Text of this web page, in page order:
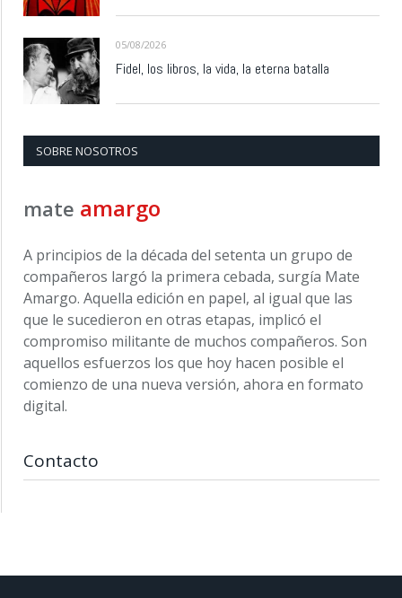
05/08/2026
Fidel, los libros, la vida, la eterna batalla
SOBRE NOSOTROS
mate amargo
A principios de la década del setenta un grupo de
compañeros largó la primera cebada, surgía Mate
Amargo. Aquella edición en papel, al igual que las
que le sucedieron en otras etapas, implicó el
compromiso militante de muchos compañeros. Son
aquellos esfuerzos los que hoy hacen posible el
comienzo de una nueva versión, ahora en formato
digital.
Contacto